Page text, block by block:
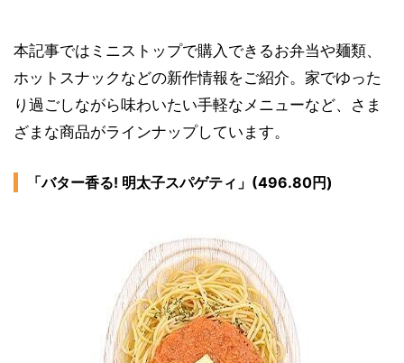
本記事ではミニストップで購入できるお弁当や麺類、
ホットスナックなどの新作情報をご紹介。家でゆった
り過ごしながら味わいたい手軽なメニューなど、さま
ざまな商品がラインナップしています。
「バター香る! 明太子スパゲティ」(496.80円)